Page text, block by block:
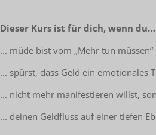
Dieser Kurs ist für dich, wenn du…
... müde bist vom „Mehr tun müssen“
... spürst, dass Geld ein emotionales
... nicht mehr manifestieren willst,
... deinen Geldfluss auf einer tiefen